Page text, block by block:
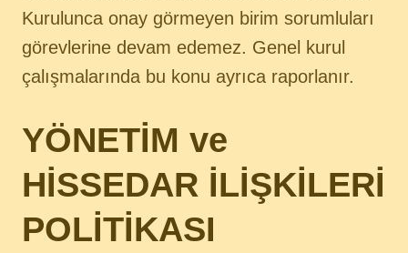
Kurulunca onay görmeyen birim sorumluları
görevlerine devam edemez. Genel kurul
çalışmalarında bu konu ayrıca raporlanır.
YÖNETİM ve
HİSSEDAR İLİŞKİLERİ
POLİTİKASI